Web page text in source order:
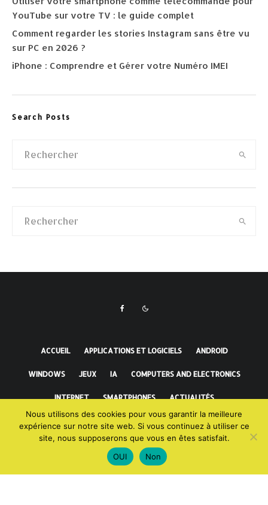
YouTube sur votre TV : le guide complet
Comment regarder les stories Instagram sans être vu
sur PC en 2026 ?
iPhone : Comprendre et Gérer votre Numéro IMEI
Search Posts
ACCUEIL APPLICATIONS ET LOGICIELS ANDROID
WINDOWS JEUX IA COMPUTERS AND ELECTRONICS
INTERNET SMARTPHONES ACTUALITÉS
FAITS INCROYABLES
Nous utilisons des cookies pour vous garantir la meilleure
expérience sur notre site web. Si vous continuez à utiliser ce
site, nous supposerons que vous en êtes satisfait.
OUI
Non